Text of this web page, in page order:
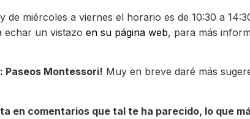
miércoles a viernes el horario es de 10:30 a
echar un vistazoen su página web, para más
Paseos Montessori! Muy en breve daré más
en comentarios que tal te ha parecido, lo que